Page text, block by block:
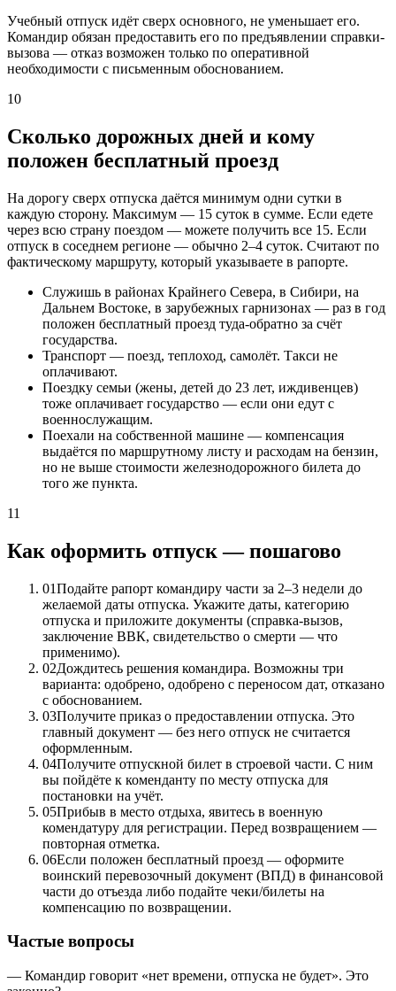
Учебный отпуск идёт сверх основного, не уменьшает его.
Командир обязан предоставить его по предъявлении справки-
вызова — отказ возможен только по оперативной
необходимости с письменным обоснованием.
10
Сколько дорожных дней и кому
положен бесплатный проезд
На дорогу сверх отпуска даётся минимум одни сутки в
каждую сторону. Максимум — 15 суток в сумме. Если едете
через всю страну поездом — можете получить все 15. Если
отпуск в соседнем регионе — обычно 2–4 суток. Считают по
фактическому маршруту, который указываете в рапорте.
Служишь в районах Крайнего Севера, в Сибири, на
Дальнем Востоке, в зарубежных гарнизонах — раз в год
положен бесплатный проезд туда-обратно за счёт
государства.
Транспорт — поезд, теплоход, самолёт. Такси не
оплачивают.
Поездку семьи (жены, детей до 23 лет, иждивенцев)
тоже оплачивает государство — если они едут с
военнослужащим.
Поехали на собственной машине — компенсация
выдаётся по маршрутному листу и расходам на бензин,
но не выше стоимости железнодорожного билета до
того же пункта.
11
Как оформить отпуск — пошагово
01Подайте рапорт командиру части за 2–3 недели до
желаемой даты отпуска. Укажите даты, категорию
отпуска и приложите документы (справка-вызов,
заключение ВВК, свидетельство о смерти — что
применимо).
02Дождитесь решения командира. Возможны три
варианта: одобрено, одобрено с переносом дат, отказано
с обоснованием.
03Получите приказ о предоставлении отпуска. Это
главный документ — без него отпуск не считается
оформленным.
04Получите отпускной билет в строевой части. С ним
вы пойдёте к коменданту по месту отпуска для
постановки на учёт.
05Прибыв в место отдыха, явитесь в военную
комендатуру для регистрации. Перед возвращением —
повторная отметка.
06Если положен бесплатный проезд — оформите
воинский перевозочный документ (ВПД) в финансовой
части до отъезда либо подайте чеки/билеты на
компенсацию по возвращении.
Частые вопросы
— Командир говорит «нет времени, отпуска не будет». Это